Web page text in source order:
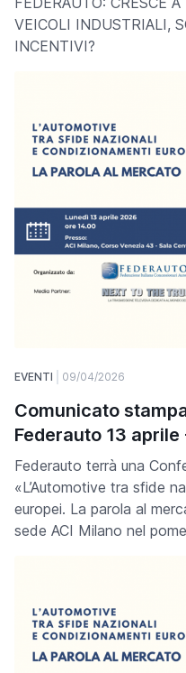
VEICOLI INDUSTRIALI,
INCENTIVI?
EVENTI 09/04/2026
Comunicato
Federauto 13 aprile
Federauto terrà una
«L’Automotive tra sfide
europei. La parola al
sede ACI Milano nel